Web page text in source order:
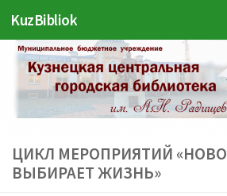
Перейти к содержимому
KuzBibliok
ЦИКЛ МЕРОПРИЯТИЙ
ВЫБИРАЕТ ЖИЗНЬ»